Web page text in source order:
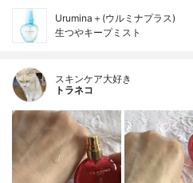
Urumina＋(ウルミナプラス)
生つやキープミスト
スキンケア大好き
トラネコ